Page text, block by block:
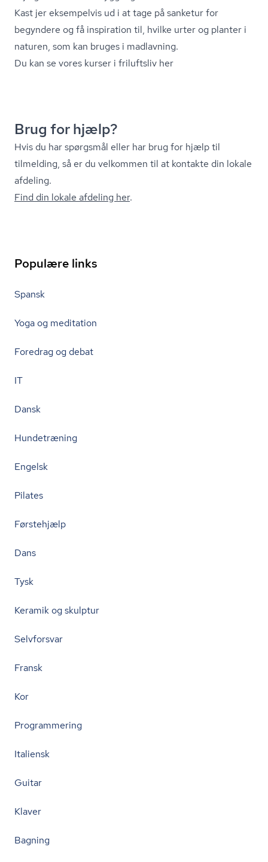
Kast jer eksempelvis ud i at tage på sanketur for
begyndere og få inspiration til, hvilke urter og planter i
naturen, som kan bruges i madlavning.
Du kan se vores kurser i friluftsliv her
Brug for hjælp?
Hvis du har spørgsmål eller har brug for hjælp til
tilmelding, så er du velkommen til at kontakte din lokale
afdeling.
Find din lokale afdeling her.
Populære links
Spansk
Yoga og meditation
Foredrag og debat
IT
Dansk
Hundetræning
Engelsk
Pilates
Førstehjælp
Dans
Tysk
Keramik og skulptur
Selvforsvar
Fransk
Kor
Programmering
Italiensk
Guitar
Klaver
Bagning